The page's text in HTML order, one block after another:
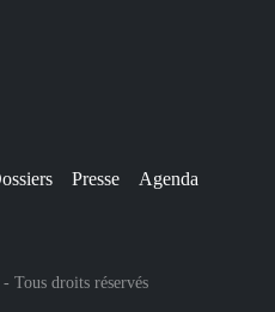
Presse
Agenda
Tous droits réservés